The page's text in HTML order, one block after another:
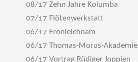
08/17 Zehn Jahre Kolumba
07/17 Flötenwerkstatt
06/17 Fronleichnam
06/17 Thomas-Morus-Akademie
06/17 Vortrag Rüdiger Joppien